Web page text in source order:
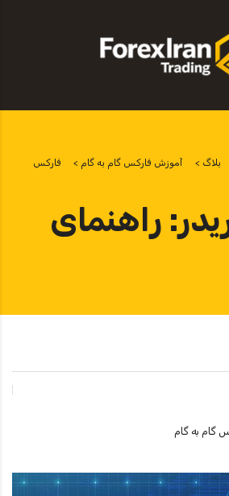
بلاگ > آموزش فارکس گام به گام >
فارکس
راهنمای
گام به گام